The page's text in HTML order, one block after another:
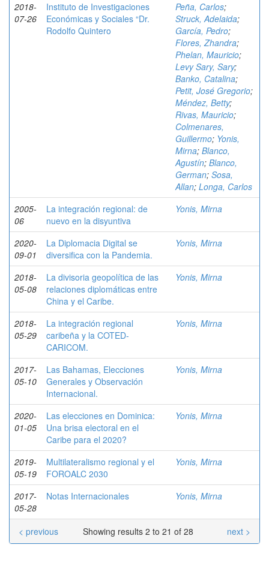
2018-
07-26
Instituto de Investigaciones
Económicas y Sociales “Dr.
Rodolfo Quintero
Peña, Carlos;
Struck, Adelaida;
García, Pedro;
Flores, Zhandra;
Phelan, Mauricio;
Levy Sary, Sary;
Banko, Catalina;
Petit, José Gregorio;
Méndez, Betty;
Rivas, Mauricio;
Colmenares,
Guillermo; Yonis,
Mirna; Blanco,
Agustín; Blanco,
German; Sosa,
Allan; Longa, Carlos
2005-
06
La integración regional: de
nuevo en la disyuntiva
Yonis, Mirna
2020-
09-01
La Diplomacia Digital se
diversifica con la Pandemia.
Yonis, Mirna
2018-
05-08
La divisoria geopolítica de las
relaciones diplomáticas entre
China y el Caribe.
Yonis, Mirna
2018-
05-29
La integración regional
caribeña y la COTED-
CARICOM.
Yonis, Mirna
2017-
05-10
Las Bahamas, Elecciones
Generales y Observación
Internacional.
Yonis, Mirna
2020-
01-05
Las elecciones en Dominica:
Una brisa electoral en el
Caribe para el 2020?
Yonis, Mirna
2019-
05-19
Multilateralismo regional y el
FOROALC 2030
Yonis, Mirna
2017-
05-28
Notas Internacionales Yonis, Mirna
Showing results 2 to 21 of 28
< previous next >